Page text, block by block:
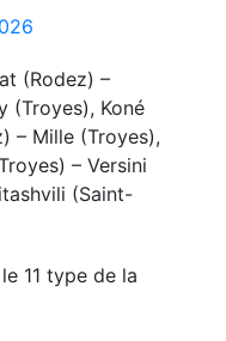
(Rodez) –
(Troyes), Koné
– Mille (Troyes),
– Versini
(Saint-
11 type de la